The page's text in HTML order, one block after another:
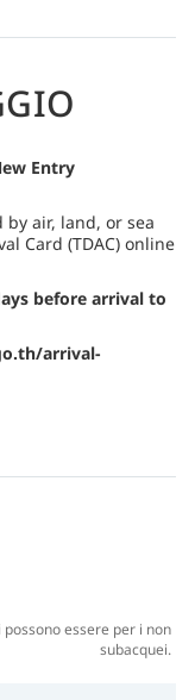
con una varietà di
deliziare ogni
Entry
air, land, or sea
Card (TDAC) online
before arrival to
arrival-
essere per i non
subacquei.